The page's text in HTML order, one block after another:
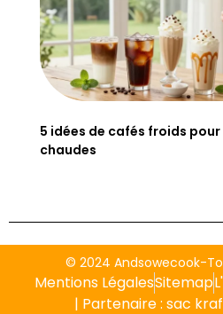
5 idées de cafés froids pour
chaudes
© 2024 Andsowecook-
Mentions LégalesSitemap
| Partenaire : sac